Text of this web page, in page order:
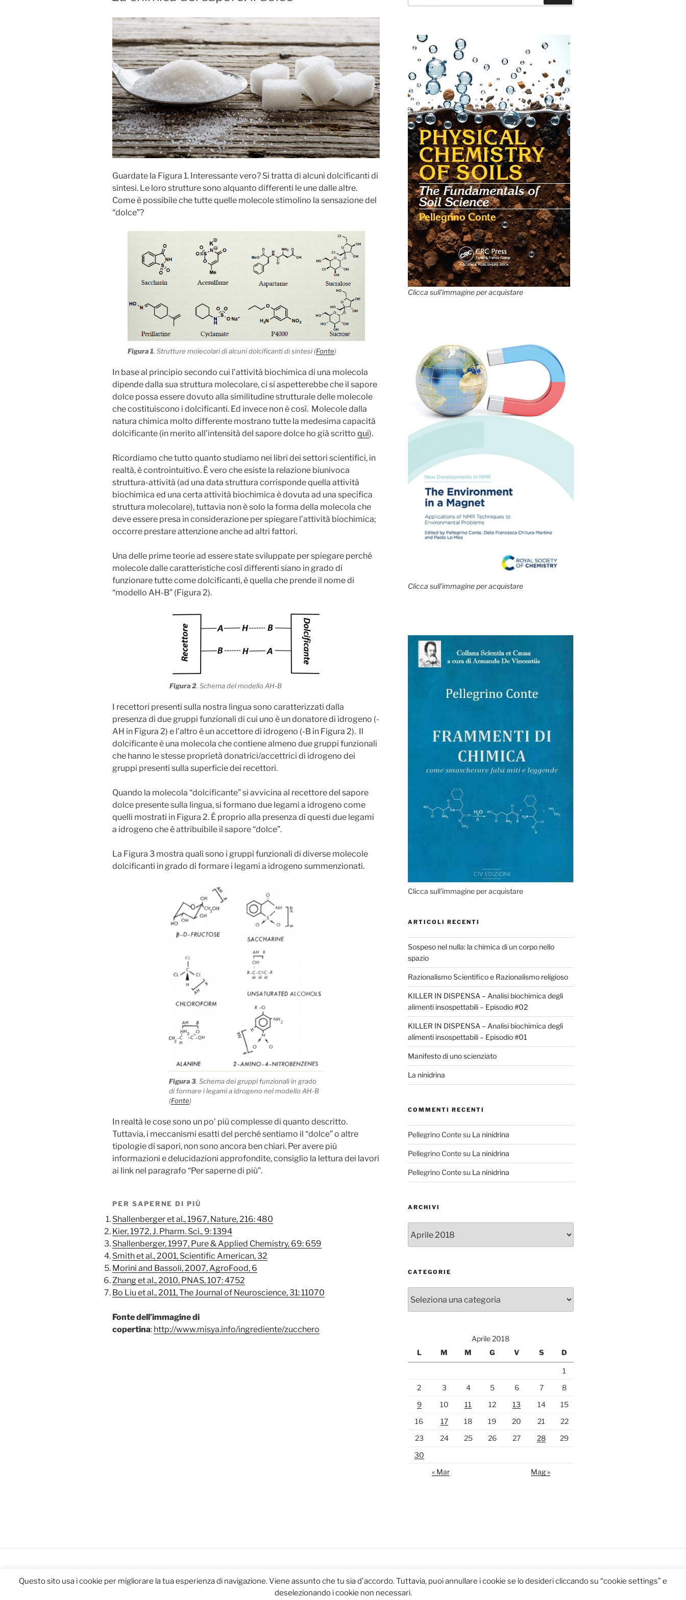
Guardate la Figura 1. Interessante vero? Si tratta di alcuni dolcificanti di
sintesi. Le loro strutture sono alquanto differenti le une dalle altre.
Come è possibile che tutte quelle molecole stimolino la sensazione del
“dolce”?
Figura 1. Strutture molecolari di alcuni dolcificanti di sintesi (Fonte)
In base al principio secondo cui l’attività biochimica di una molecola
dipende dalla sua struttura molecolare, ci si aspetterebbe che il sapore
dolce possa essere dovuto alla similitudine strutturale delle molecole
che costituiscono i dolcificanti. Ed invece non è così. Molecole dalla
natura chimica molto differente mostrano tutte la medesima capacità
dolcificante (in merito all’intensità del sapore dolce ho già scritto qui).
Ricordiamo che tutto quanto studiamo nei libri dei settori scientifici, in
realtà, è controintuitivo. È vero che esiste la relazione biunivoca
struttura-attività (ad una data struttura corrisponde quella attività
biochimica ed una certa attività biochimica è dovuta ad una specifica
struttura molecolare), tuttavia non è solo la forma della molecola che
deve essere presa in considerazione per spiegare l’attività biochimica;
occorre prestare attenzione anche ad altri fattori.
Una delle prime teorie ad essere state sviluppate per spiegare perché
molecole dalle caratteristiche così differenti siano in grado di
funzionare tutte come dolcificanti, è quella che prende il nome di
“modello AH-B” (Figura 2).
Figura 2. Schema del modello AH-B
I recettori presenti sulla nostra lingua sono caratterizzati dalla
presenza di due gruppi funzionali di cui uno è un donatore di idrogeno (-
AH in Figura 2) e l’altro è un accettore di idrogeno (-B in Figura 2). Il
dolcificante è una molecola che contiene almeno due gruppi funzionali
che hanno le stesse proprietà donatrici/accettrici di idrogeno dei
gruppi presenti sulla superficie dei recettori.
Quando la molecola “dolcificante” si avvicina al recettore del sapore
dolce presente sulla lingua, si formano due legami a idrogeno come
quelli mostrati in Figura 2. È proprio alla presenza di questi due legami
a idrogeno che è attribuibile il sapore “dolce”.
La Figura 3 mostra quali sono i gruppi funzionali di diverse molecole
dolcificanti in grado di formare i legami a idrogeno summenzionati.
Figura 3. Schema dei gruppi funzionali in grado
di formare i legami a idrogeno nel modello AH-B
(Fonte)
In realtà le cose sono un po’ più complesse di quanto descritto.
Tuttavia, i meccanismi esatti del perché sentiamo il “dolce” o altre
tipologie di sapori, non sono ancora ben chiari. Per avere più
informazioni e delucidazioni approfondite, consiglio la lettura dei lavori
ai link nel paragrafo “Per saperne di più”.
PER SAPERNE DI PIÙ
Shallenberger et al., 1967, Nature, 216: 480
Kier, 1972, J. Pharm. Sci., 9: 1394
Shallenberger, 1997, Pure & Applied Chemistry, 69: 659
Smith et al., 2001, Scientific American, 32
Morini and Bassoli, 2007, AgroFood, 6
Zhang et al., 2010, PNAS, 107: 4752
Bo Liu et al., 2011, The Journal of Neuroscience, 31: 11070
Fonte dell’immagine di
copertina: http://www.misya.info/ingrediente/zucchero
Clicca sull'immagine per acquistare
Clicca sull'immagine per acquistare
Clicca sull'immagine per acquistare
ARTICOLI RECENTI
Sospeso nel nulla: la chimica di un corpo nello
spazio
Razionalismo Scientifico e Razionalismo religioso
KILLER IN DISPENSA – Analisi biochimica degli
alimenti insospettabili – Episodio #02
KILLER IN DISPENSA – Analisi biochimica degli
alimenti insospettabili – Episodio #01
Manifesto di uno scienziato
La ninidrina
COMMENTI RECENTI
Pellegrino Contesu La ninidrina
Pellegrino Contesu La ninidrina
Pellegrino Contesu La ninidrina
ARCHIVI
CATEGORIE
Aprile 2018
L
M M G V S D
1
2
3 4 5 6 7
8
9
10 11 12 13 14
15
16
17 18 19 20 21
22
23
24 25 26 27 28
29
30
« Mar
Mag »
Questo sito usa i cookie per migliorare la tua esperienza di navigazione. Viene assunto che tu sia d'accordo. Tuttavia, puoi annullare i cookie se lo desideri cliccando su “cookie settings” e
deselezionando i cookie non necessari.